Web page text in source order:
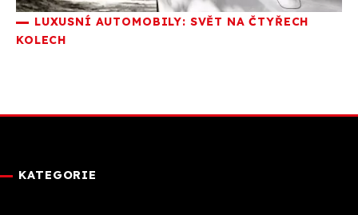
LUXUSNÍ AUTOMOBILY: SVĚT NA ČTYŘECH
KOLECH
KATEGORIE